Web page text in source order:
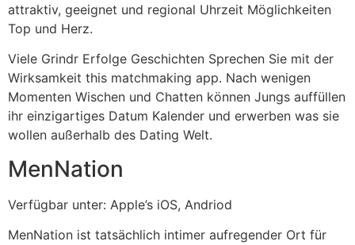
attraktiv, geeignet und regional Uhrzeit Möglichkeiten
Top und Herz.
Viele Grindr Erfolge Geschichten Sprechen Sie mit der
Wirksamkeit this matchmaking app. Nach wenigen
Momenten Wischen und Chatten können Jungs auffüllen
ihr einzigartiges Datum Kalender und erwerben was sie
wollen außerhalb des Dating Welt.
MenNation
Verfügbar unter: Apple’s iOS, Andriod
MenNation ist tatsächlich intimer aufregender Ort für